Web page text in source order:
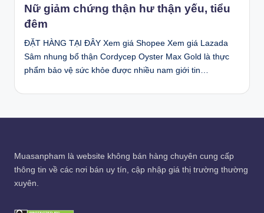
Nữ giảm chứng thận hư thận yếu, tiểu
đêm
ĐẶT HÀNG TẠI ĐÂY Xem giá Shopee Xem giá Lazada
Sâm nhung bổ thận Cordycep Oyster Max Gold là thực
phẩm bảo vệ sức khỏe được nhiều nam giới tin…
Muasanpham là website không bán hàng chuyên cung cấp
thông tin về các nơi bán uy tín, cập nhập giá thị trường thường
xuyên.